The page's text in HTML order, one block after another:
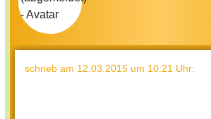
schrieb am 12.03.2015 um 10:21 Uhr: